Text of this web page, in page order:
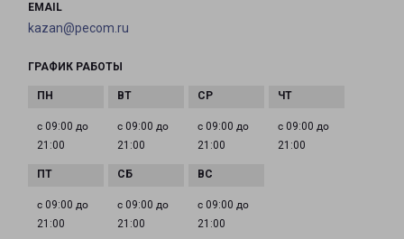
EMAIL
kazan@pecom.ru
ГРАФИК РАБОТЫ
с 09:00 до
21:00
с 09:00 до
21:00
с 09:00 до
21:00
с 09:00 до
21:00
с 09:00 до
21:00
с 09:00 до
21:00
с 09:00 до
21:00